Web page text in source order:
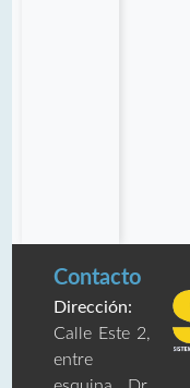
Contacto
Dirección:
Calle Este 2,
entre